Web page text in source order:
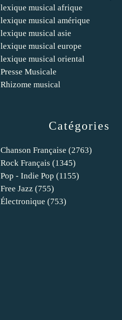
Catégories
Chanson Française (2763)
Rock Français (1345)
Pop - Indie Pop (1155)
Free Jazz (755)
Électronique (753)
lexique musical afrique
lexique musical amérique
lexique musical asie
lexique musical europe
lexique musical oriental
Presse Musicale
Rhizome musical